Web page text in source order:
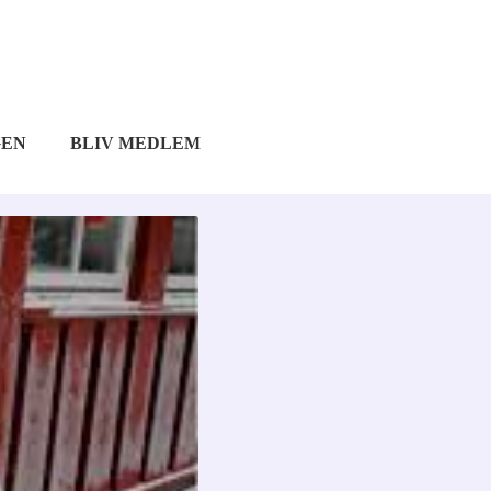
BLIV MEDLEM